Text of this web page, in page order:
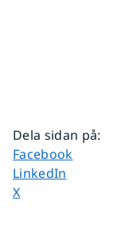
Dela sidan på:
Dela sidan på
Facebook
Dela sidan på
LinkedIn
Dela sidan på
X